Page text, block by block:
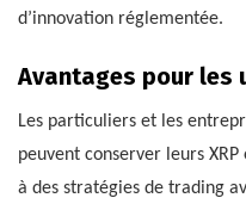
d’innovation réglementée.
Avantages pour les
Les particuliers et les
peuvent conserver leurs
à des stratégies de trading